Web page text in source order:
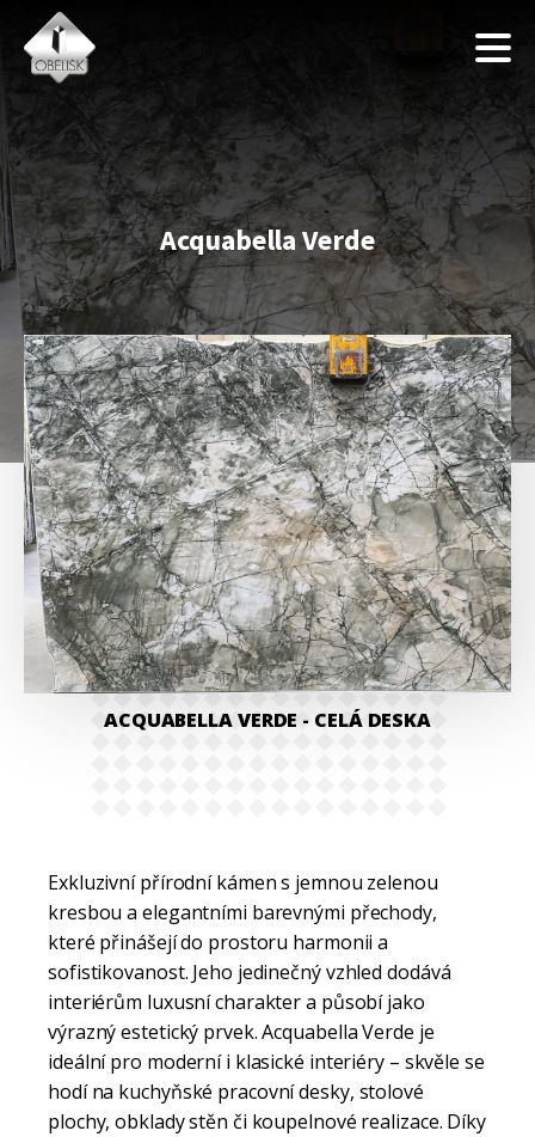
Acquabella Verde
ACQUABELLA VERDE - CELÁ DESKA
Exkluzivní přírodní kámen s jemnou zelenou
kresbou a elegantními barevnými přechody,
které přinášejí do prostoru harmonii a
sofistikovanost. Jeho jedinečný vzhled dodává
interiérům luxusní charakter a působí jako
výrazný estetický prvek. Acquabella Verde je
ideální pro moderní i klasické interiéry – skvěle se
hodí na kuchyňské pracovní desky, stolové
plochy, obklady stěn či koupelnové realizace. Díky